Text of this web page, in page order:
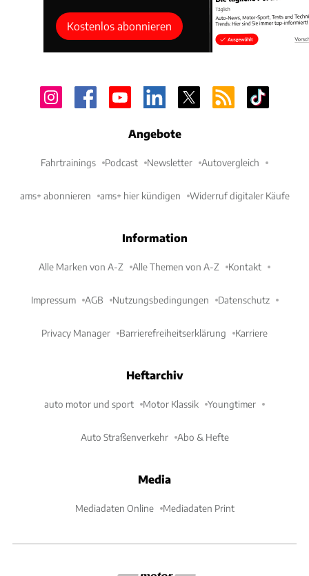
Kostenlos abonnieren
Angebote
Fahrtrainings Podcast Newsletter Autovergleich
ams+ abonnieren ams+ hier kündigen Widerruf digitaler Käufe
Information
Alle Marken von A-Z Alle Themen von A-Z Kontakt
Impressum AGB Nutzungsbedingungen Datenschutz
Privacy Manager Barrierefreiheitserklärung Karriere
Heftarchiv
auto motor und sport Motor Klassik Youngtimer
Auto Straßenverkehr Abo & Hefte
Media
Mediadaten Online Mediadaten Print